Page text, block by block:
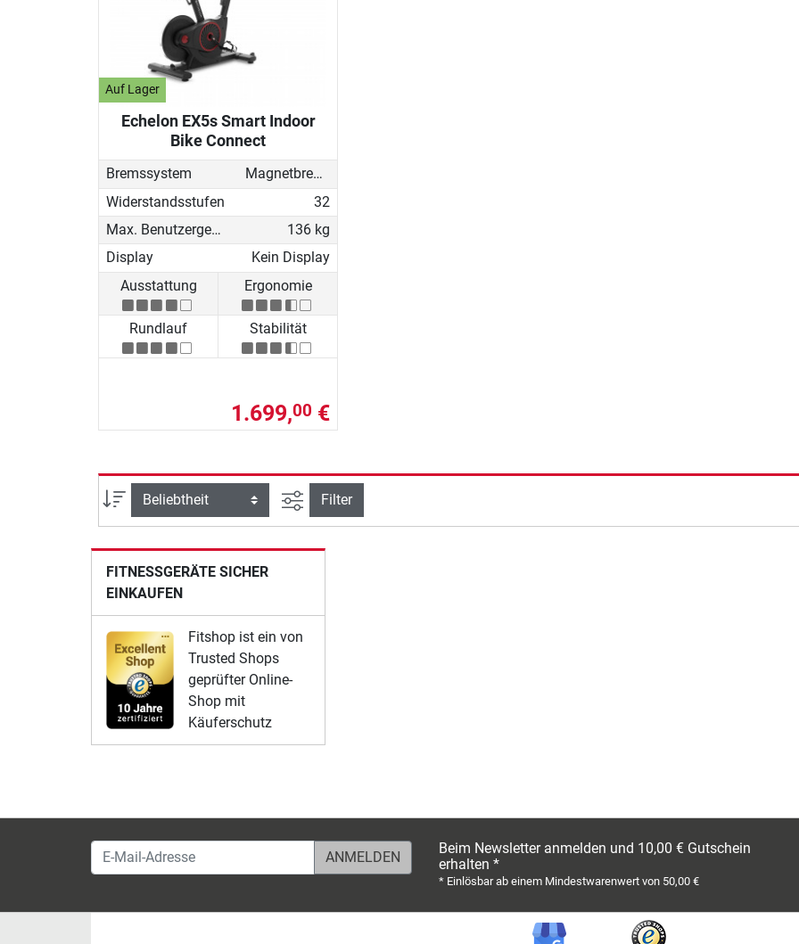
Auf Lager
Echelon EX5s Smart Indoor
Bike Connect
Bremssystem
Magnetbremse (manuell)
Widerstandsstufen
32
Max. Benutzergewicht
136 kg
Display
Kein Display
Ausstattung
Ergonomie
Rundlauf Stabilität
1.699,00 €
Sortierung Ansicht filtern
Filter
FITNESSGERÄTE SICHER
EINKAUFEN
Fitshop ist ein von
Trusted Shops
geprüfter Online-
Shop mit
Käuferschutz
E-Mail-Adresse
Beim Newsletter anmelden und 10,00 € Gutschein
erhalten *
* Einlösbar ab einem Mindestwarenwert von 50,00 €